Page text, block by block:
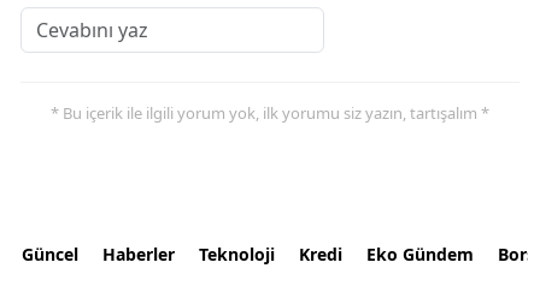
* Bu içerik ile ilgili yorum yok, ilk yorumu siz yazın, tartışalım *
Güncel Haberler Teknoloji Kredi Eko Gündem